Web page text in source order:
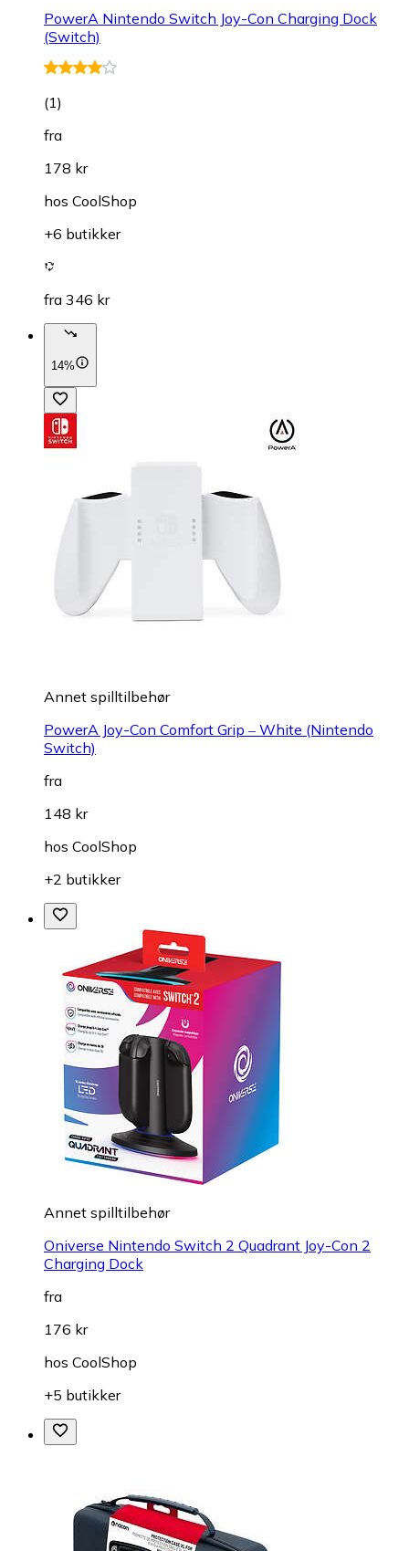
PowerA Nintendo Switch Joy-Con Charging Dock
(Switch)
(1)
fra
178 kr
hos CoolShop
+6 butikker
fra 346 kr
14%
Annet spilltilbehør
PowerA Joy-Con Comfort Grip ‒ White (Nintendo
Switch)
fra
148 kr
hos CoolShop
+2 butikker
Annet spilltilbehør
Oniverse Nintendo Switch 2 Quadrant Joy-Con 2
Charging Dock
fra
176 kr
hos CoolShop
+5 butikker